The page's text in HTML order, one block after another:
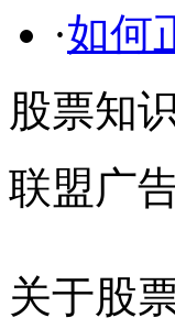
·如何
股票知
联盟广
关于股